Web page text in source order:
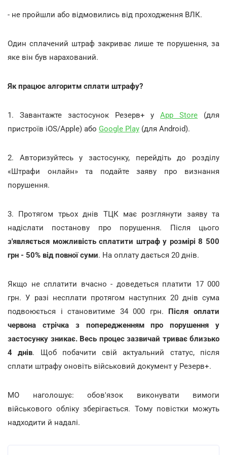
- не пройшли або відмовились від проходження ВЛК.
Один сплачений штраф закриває лише те порушення, за
яке він був нарахований.
Як працює алгоритм сплати штрафу?
1. Завантажте застосунок Резерв+ уApp Store (для
пристроїв iOS/Apple) або Google Play (для Android).
2. Авторизуйтесь у застосунку, перейдіть до розділу
«Штрафи онлайн» та подайте заяву про визнання
порушення.
3. Протягом трьох днів ТЦК має розглянути заяву та
надіслати постанову про порушення. Після цього
з'являється можливість сплатити штраф у розмірі 8 500
грн - 50% від повної суми. На оплату дається 20 днів.
Якщо не сплатити вчасно - доведеться платити 17 000
грн. У разі несплати протягом наступних 20 днів сума
подвоюється і становитиме 34 000 грн. Після оплати
червона стрічка з попередженням про порушення у
застосунку зникає. Весь процес зазвичай триває близько
4 днів. Щоб побачити свій актуальний статус, після
сплати штрафу оновіть військовий документ у Резерв+.
МО наголошує:
обов'язок виконувати вимоги
військового обліку зберігається. Тому повістки можуть
надходити й надалі.